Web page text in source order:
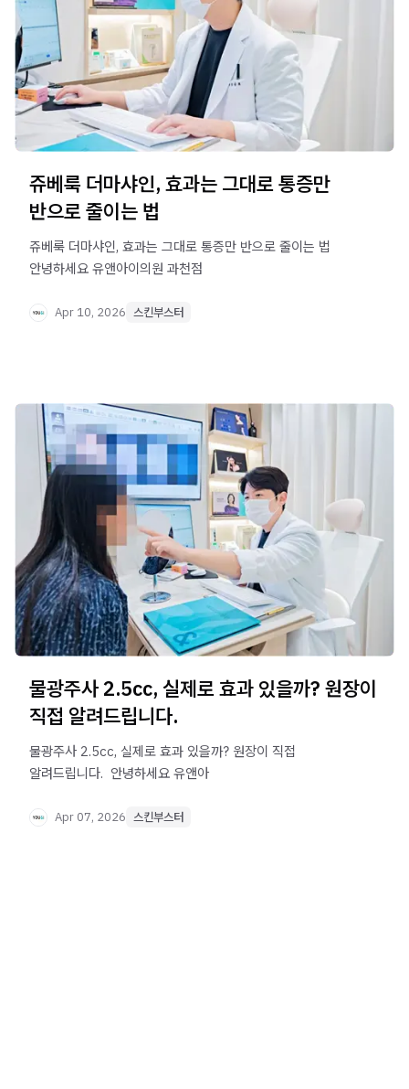
쥬베룩 더마샤인, 효과는 그대로 통증만
반으로 줄이는 법
쥬베룩 더마샤인, 효과는 그대로 통증만 반으로 줄이는 법 ​
안녕하세요 유앤아이의원 과천점
Apr 10, 2026 스킨부스터
물광주사 2.5cc, 실제로 효과 있을까? 원장이
직접 알려드립니다.
물광주사 2.5cc, 실제로 효과 있을까? 원장이 직접
알려드립니다. ​ 안녕하세요 유앤아
Apr 07, 2026 스킨부스터